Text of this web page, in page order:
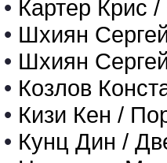
• Картер Крис
• Шхиян
• Шхиян
• Козлов
• Кизи Кен /
• Кунц Дин /